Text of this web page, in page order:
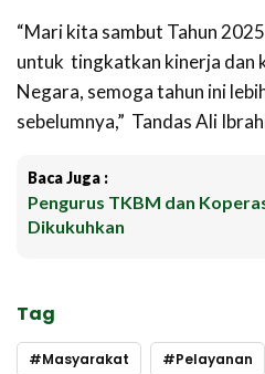
“Mari kita sambut Tahun
untuk tingkatkan kinerja dan
Negara, semoga tahun ini
sebelumnya,” Tandas Ali
Baca Juga :
Pengurus TKBM dan
Dikukuhkan
Tag
Masyarakat Pelayanan